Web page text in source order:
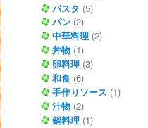
パスタ (5)
パン (2)
中華料理 (2)
丼物 (1)
卵料理 (3)
和食 (6)
手作りソース (1)
汁物 (2)
鍋料理 (1)